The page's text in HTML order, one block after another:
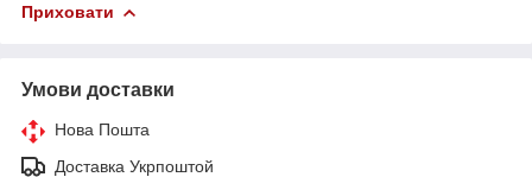
Приховати
Умови доставки
Нова Пошта
Доставка Укрпоштой